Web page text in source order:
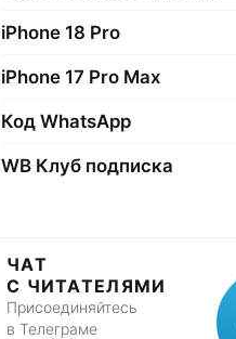
iPhone 18 Pro
iPhone 17 Pro Max
Код WhatsApp
WB Клуб подписка
ЧАТ
С ЧИТАТЕЛЯМИ
Присоединяйтесь
в Телеграме